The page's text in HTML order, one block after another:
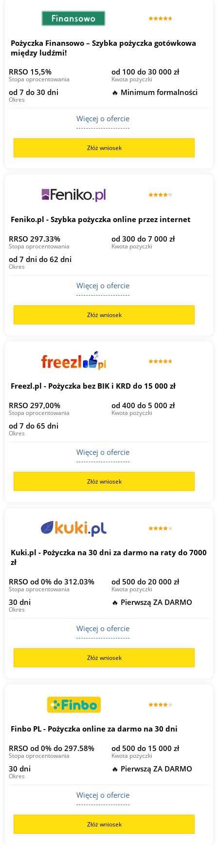
Pożyczka Finansowo – Szybka pożyczka gotówkowa
między ludźmi!
RRSO 15,5%
Stopa oprocentowania
od 100 do 30 000 zł
Kwota pożyczki
od 7 do 30 dni
Okres
🔥 Minimum formalności
Więcej o ofercie
Złóż wniosek
Feniko.pl - Szybka pożyczka online przez internet
RRSO 297.33%
Stopa oprocentowania
od 300 do 7 000 zł
Kwota pożyczki
od 7 dni do 62 dni
Okres
Więcej o ofercie
Złóż wniosek
Freezl.pl - Pożyczka bez BIK i KRD do 15 000 zł
RRSO 297,00%
Stopa oprocentowania
od 400 do 5 000 zł
Kwota pożyczki
od 7 do 65 dni
Okres
Więcej o ofercie
Złóż wniosek
Kuki.pl - Pożyczka na 30 dni za darmo na raty do 7000
zł
RRSO od 0% do 312.03%
Stopa oprocentowania
od 500 do 20 000 zł
Kwota pożyczki
30 dni
Okres
🔥 Pierwszą ZA DARMO
Więcej o ofercie
Złóż wniosek
Finbo PL - Pożyczka online za darmo na 30 dni
RRSO od 0% do 297.58%
Stopa oprocentowania
od 500 do 15 000 zł
Kwota pożyczki
30 dni
Okres
🔥 Pierwszą ZA DARMO
Więcej o ofercie
Złóż wniosek